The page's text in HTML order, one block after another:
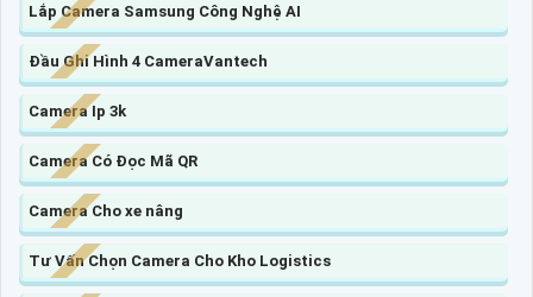
Lắp Camera Samsung Công Nghệ AI
Đầu Ghi Hình 4 CameraVantech
Camera Ip 3k
Camera Có Đọc Mã QR
Camera Cho xe nâng
Tư Vấn Chọn Camera Cho Kho Logistics